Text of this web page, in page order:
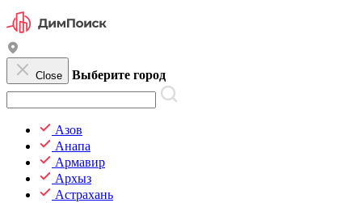
Close Выберите город
Азов
Анапа
Армавир
Архыз
Астрахань